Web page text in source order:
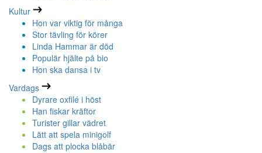
Kultur
Hon var viktig för många
Stor tävling för körer
Linda Hammar är död
Populär hjälte på bio
Hon ska dansa i tv
Vardags
Dyrare oxfilé i höst
Han fiskar kräftor
Turister gillar vädret
Lätt att spela minigolf
Dags att plocka blåbär